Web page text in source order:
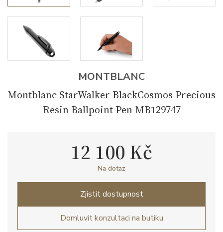
MONTBLANC
Montblanc StarWalker BlackCosmos Precious
Resin Ballpoint Pen MB129747
12 100 Kč
Na dotaz
Zjistit dostupnost
Domluvit konzultaci na butiku